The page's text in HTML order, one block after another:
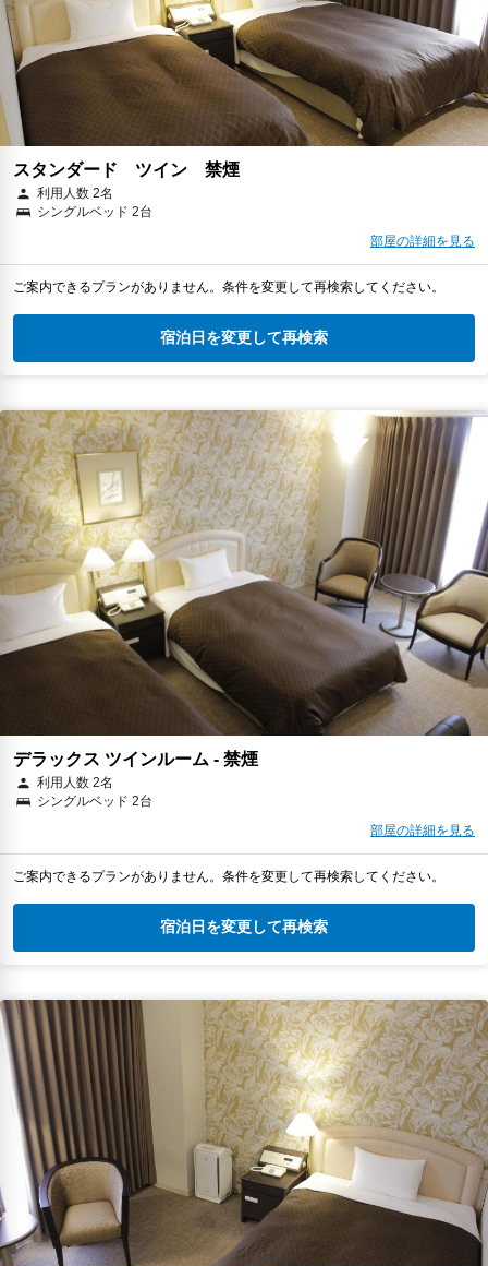
スタンダード ツイン 禁煙
利用人数 2名
シングルベッド 2台
部屋の詳細を見る
ご案内できるプランがありません。条件を変更して再検索してください。
宿泊日を変更して再検索
デラックス ツインルーム - 禁煙
利用人数 2名
シングルベッド 2台
部屋の詳細を見る
ご案内できるプランがありません。条件を変更して再検索してください。
宿泊日を変更して再検索